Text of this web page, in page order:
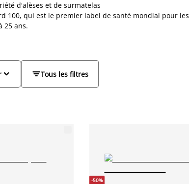
d'alèses et de surmatelas
100, qui est le premier label de santé mondial pour les
25 ans.
Tous les filtres

-50%